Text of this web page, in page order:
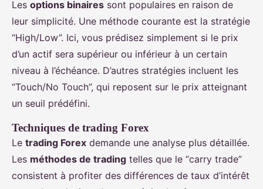
Les options binaires sont populaires en raison de
leur simplicité. Une méthode courante est la stratégie
“High/Low”. Ici, vous prédisez simplement si le prix
d’un actif sera supérieur ou inférieur à un certain
niveau à l’échéance. D’autres stratégies incluent les
“Touch/No Touch”, qui reposent sur le prix atteignant
un seuil prédéfini.
Techniques de trading Forex
Le trading Forex demande une analyse plus détaillée.
Les méthodes de trading telles que le “carry trade”
consistent à profiter des différences de taux d’intérêt